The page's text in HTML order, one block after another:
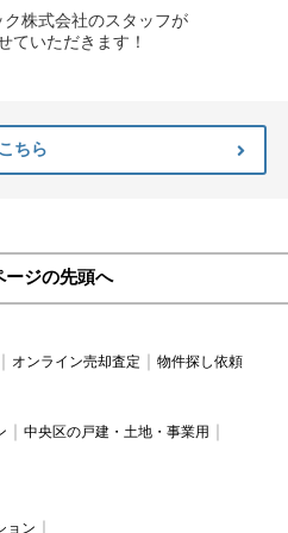
株式会社のスタッフが
ていただきます！
ちら
ージの先頭へ
オンライン売却査定 物件探し依頼
中央区の戸建・土地・事業用
ョン